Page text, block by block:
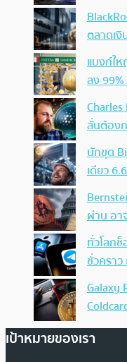
ตลาดเ
แบงก์ใ
ลง
ลั่นต้อง
นักขุด
เดียว
ผ่าน อา
ทั่วโลก
ชั่วครา
Galaxy
เป้าหมายของเรา